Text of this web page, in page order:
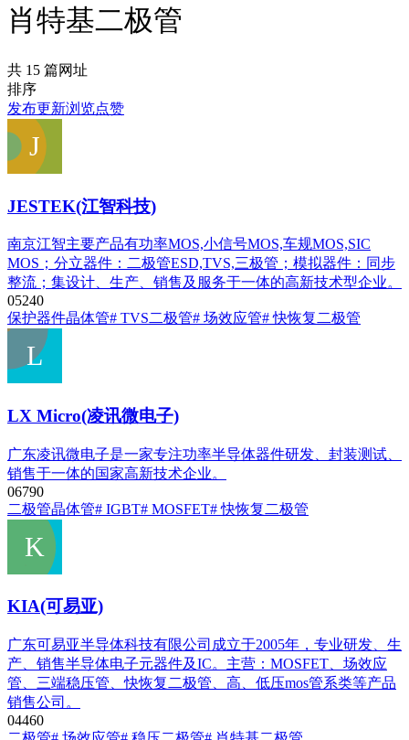
肖特基二极管
共 15 篇网址
排序
发布更新浏览点赞
JESTEK(江智科技)
南京江智主要产品有功率MOS,小信号MOS,车规MOS,SIC
MOS；分立器件：二极管ESD,TVS,三极管；模拟器件：同步
整流；集设计、生产、销售及服务于一体的高新技术型企业。
05240
保护器件晶体管# TVS二极管# 场效应管# 快恢复二极管
LX Micro(凌讯微电子)
广东凌讯微电子是一家专注功率半导体器件研发、封装测试、
销售于一体的国家高新技术企业。
06790
二极管晶体管# IGBT# MOSFET# 快恢复二极管
KIA(可易亚)
广东可易亚半导体科技有限公司成立于2005年，专业研发、生
产、销售半导体电子元器件及IC。主营：MOSFET、场效应
管、三端稳压管、快恢复二极管、高、低压mos管系类等产品
销售公司。
04460